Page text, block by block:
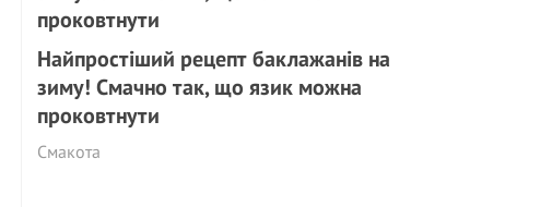
Найпростіший рецепт баклажанів на
зиму! Смачно так, що язик можна
проковтнути
Смакота